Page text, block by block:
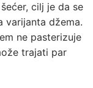
cilj je da se
varijanta džema.
ne pasterizuje
trajati par